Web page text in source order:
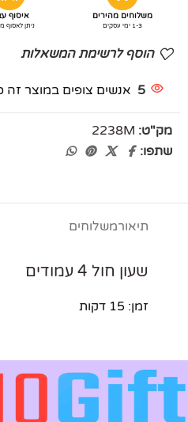
משלוחים מהירים
1-3 ימי עסקים
איסוף
ניתן לאסוף
הוסף לרשימת המשאלות
5 אנשים צופים במוצר זה
מק"ט: 2238M
שתפו:
תיאורמשלוחים
שעון חול 4 עמודים
זמן: 15 דקות